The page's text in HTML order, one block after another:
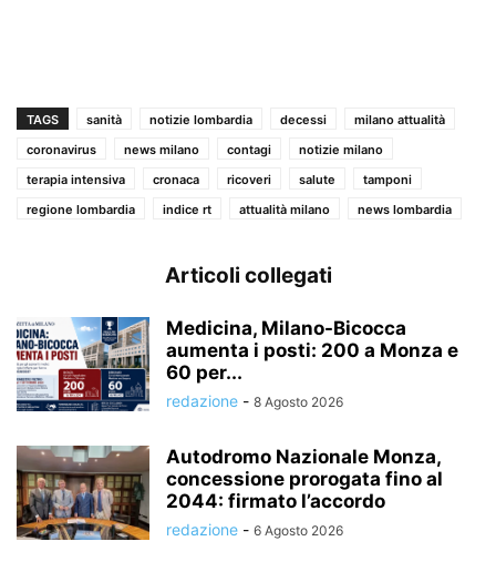
TAGS sanità notizie lombardia decessi
milano attualità
coronavirus
news milano contagi
notizie milano
terapia intensiva
cronaca ricoveri salute
tamponi
regione lombardia
indice rt attualità milano news lombardia
Articoli collegati
Medicina, Milano-Bicocca
aumenta i posti: 200 a Monza e
60 per...
redazione - 8 Agosto 2026
Autodromo Nazionale Monza,
concessione prorogata fino al
2044: firmato l’accordo
redazione - 6 Agosto 2026